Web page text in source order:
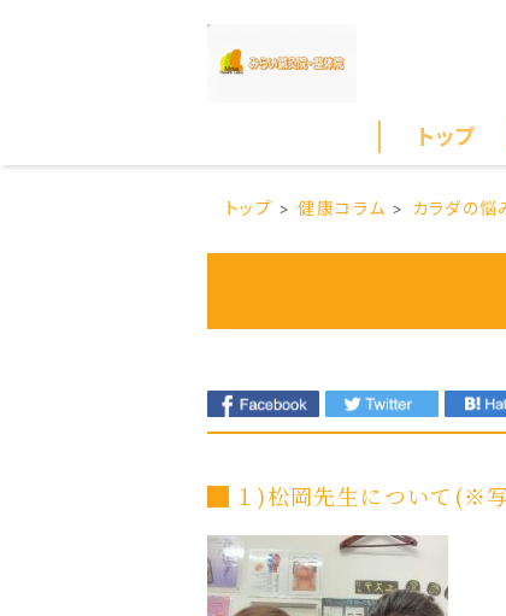
トップ
トップ 健康コラム カラダの悩
１)松岡先生について(※